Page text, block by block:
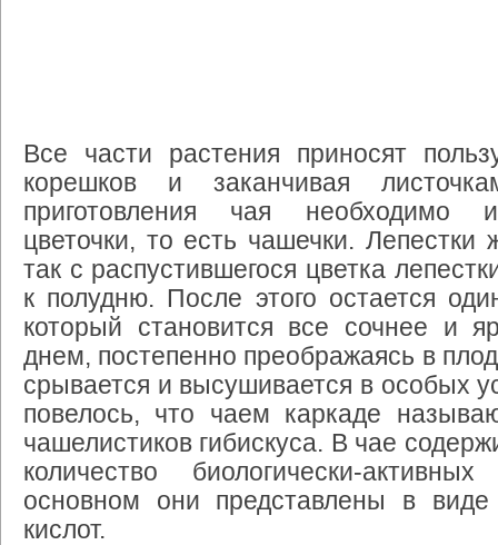
Все части растения приносят
корешков и заканчивая
приготовления чая необходимо
цветочки, то есть чашечки. Лепестки
так с распустившегося цветка
к полудню. После этого остается
который становится все сочнее и
днем, постепенно преображаясь в
срывается и высушивается в особых
повелось, что чаем каркаде
чашелистиков гибискуса. В чае
количество биологически-
основном они представлены в виде
кислот.